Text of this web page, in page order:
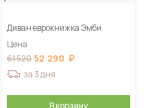
Диван еврокнижка Эмби
Цена
61 520 52 290
за 3 дня
В корзину